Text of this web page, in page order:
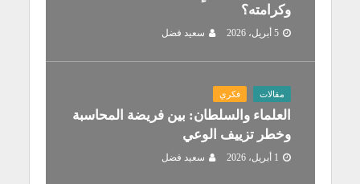
وكرامته؟
5 أبريل، 2026 سعيد فضل
مقالات فكري
العلماء والسلطان: بين فريضة المحاسبة
وخطر تزييف الوعي
1 أبريل، 2026 سعيد فضل